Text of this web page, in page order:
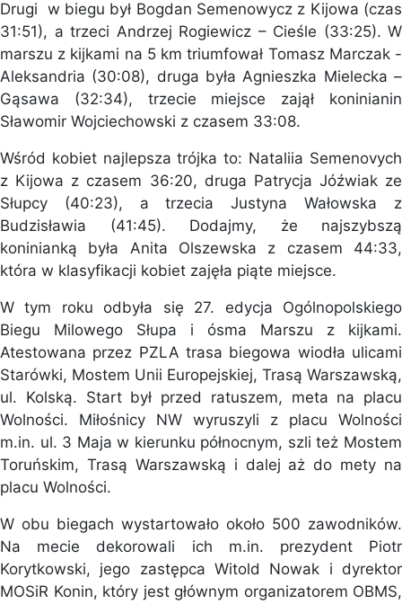
Drugi w biegu był Bogdan Semenowycz z Kijowa (czas
31:51), a trzeci Andrzej Rogiewicz – Cieśle (33:25). W
marszu z kijkami na 5 km triumfował Tomasz Marczak -
Aleksandria (30:08), druga była Agnieszka Mielecka –
Gąsawa (32:34), trzecie miejsce zajął koninianin
Sławomir Wojciechowski z czasem 33:08.
Wśród kobiet najlepsza trójka to: Nataliia Semenovych
z Kijowa z czasem 36:20, druga Patrycja Jóźwiak ze
Słupcy (40:23), a trzecia Justyna Wałowska z
Budzisławia (41:45). Dodajmy, że najszybszą
koninianką była Anita Olszewska z czasem 44:33,
która w klasyfikacji kobiet zajęła piąte miejsce.
W tym roku odbyła się 27. edycja Ogólnopolskiego
Biegu Milowego Słupa i ósma Marszu z kijkami.
Atestowana przez PZLA trasa biegowa wiodła ulicami
Starówki, Mostem Unii Europejskiej, Trasą Warszawską,
ul. Kolską. Start był przed ratuszem, meta na placu
Wolności. Miłośnicy NW wyruszyli z placu Wolności
m.in. ul. 3 Maja w kierunku północnym, szli też Mostem
Toruńskim, Trasą Warszawską i dalej aż do mety na
placu Wolności.
W obu biegach wystartowało około 500 zawodników.
Na mecie dekorowali ich m.in. prezydent Piotr
Korytkowski, jego zastępca Witold Nowak i dyrektor
MOSiR Konin, który jest głównym organizatorem OBMS,